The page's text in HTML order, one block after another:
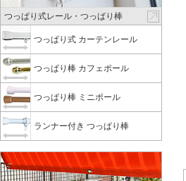
つっぱり式レール・つっばり棒
つっぱり式 カーテンレール
つっぱり棒 カフェポール
つっぱり棒 ミニポール
ランナー付き つっぱり棒